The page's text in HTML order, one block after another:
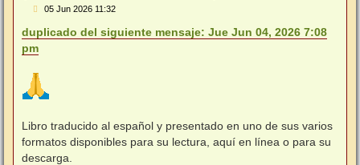
M
n
s
05 Jun 2026 11:32
duplicado del siguiente mensaje: Jue Jun 04, 2026 7:08
pm
Libro traducido al español y presentado en uno de sus varios
formatos disponibles para su lectura, aquí en línea o para su
descarga.